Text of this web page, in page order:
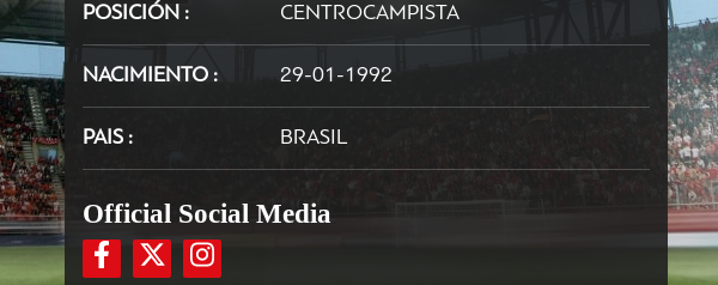
POSICIÓN CENTROCAMPISTA
NACIMIENTO 29-01-1992
PAIS BRASIL
Official Social Media